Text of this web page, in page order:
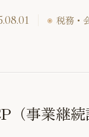
税務・
（事業継